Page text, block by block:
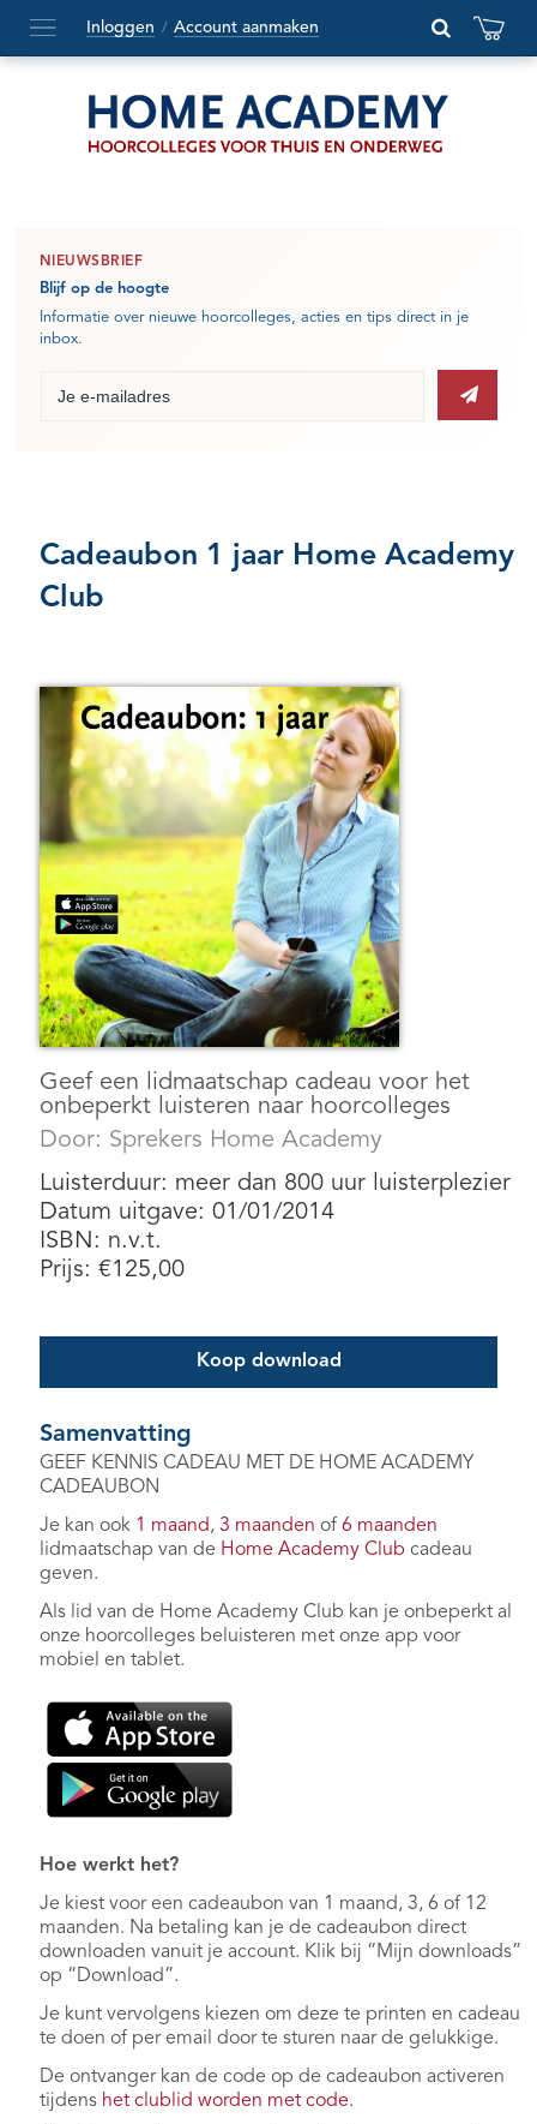
Hoofdmenu
openen
Inloggen / Account aanmaken
NIEUWSBRIEF
Blijf op de hoogte
Informatie over nieuwe hoorcolleges, acties en tips direct in je
inbox.
Cadeaubon 1 jaar Home Academy
Club
Geef een lidmaatschap cadeau voor het
onbeperkt luisteren naar hoorcolleges
Door: Sprekers Home Academy
Luisterduur: meer dan 800 uur luisterplezier
Datum uitgave: 01/01/2014
ISBN: n.v.t.
Prijs: €125,00
Koop download
Samenvatting
GEEF KENNIS CADEAU MET DE HOME ACADEMY
CADEAUBON
Je kan ook 1 maand, 3 maanden of 6 maanden
lidmaatschap van de Home Academy Club cadeau
geven.
Als lid van de Home Academy Club kan je onbeperkt al
onze hoorcolleges beluisteren met onze app voor
mobiel en tablet.
Hoe werkt het?
Je kiest voor een cadeaubon van 1 maand, 3, 6 of 12
maanden. Na betaling kan je de cadeaubon direct
downloaden vanuit je account. Klik bij “Mijn downloads”
op “Download”.
Je kunt vervolgens kiezen om deze te printen en cadeau
te doen of per email door te sturen naar de gelukkige.
De ontvanger kan de code op de cadeaubon activeren
tijdens het clublid worden met code.